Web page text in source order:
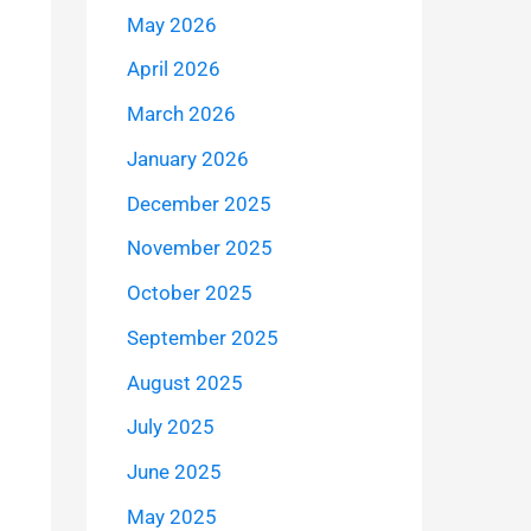
May 2026
April 2026
March 2026
January 2026
December 2025
November 2025
October 2025
September 2025
August 2025
July 2025
June 2025
May 2025